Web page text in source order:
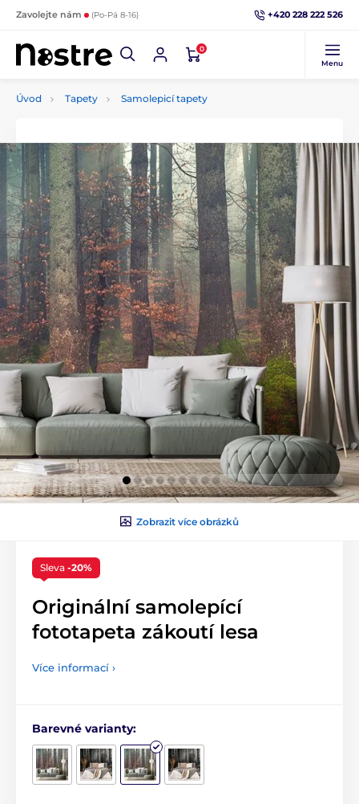
Zavolejte nám (Po-Pá 8-16) +420 228 222 526
0
Menu
Úvod Tapety Samolepicí tapety
Zobrazit více obrázků
Sleva -20%
Originální samolepící
fototapeta zákoutí lesa
Více informací ›
Barevné varianty: